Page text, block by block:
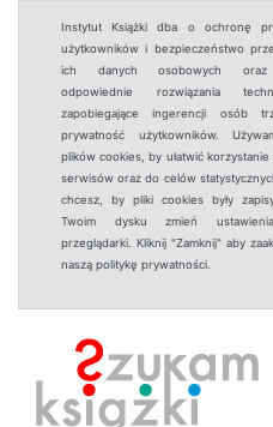
Instytut Książki dba o ochronę
użytkowników i bezpieczeństwo
ich danych osobowych oraz
odpowiednie rozwiązania
zapobiegające ingerencji osób
prywatność użytkowników.
plików cookies, by ułatwić korzystanie
serwisów oraz do celów
chcesz, by pliki cookies były
Twoim dysku zmień
przeglądarki. Kliknij "Zamknij" aby
naszą politykę prywatności.